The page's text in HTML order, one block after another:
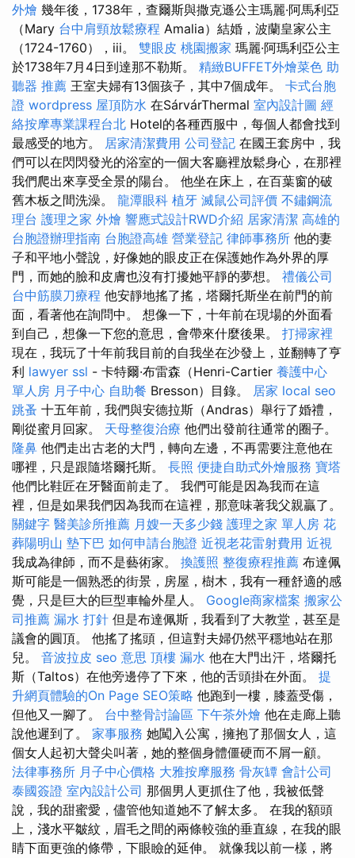
外燴 幾年後，1738年，查爾斯與撒克遜公主瑪麗·阿馬利亞
（Mary 台中肩頸放鬆療程 Amalia）結婚，波蘭皇家公主
（1724-1760），iii。 雙眼皮 桃園搬家 瑪麗·阿瑪利亞公主
於1738年7月4日到達那不勒斯。 精緻BUFFET外燴菜色 助
聽器 推薦 王室夫婦有13個孩子，其中7個成年。 卡式台胞
證 wordpress 屋頂防水 在SárvárThermal 室內設計圖 經
絡按摩專業課程台北 Hotel的各種西服中，每個人都會找到
最感受的地方。 居家清潔費用 公司登記 在國王套房中，我
們可以在閃閃發光的浴室的一個大客廳裡放鬆身心，在那裡
我們爬出來享受全景的陽台。 他坐在床上，在百葉窗的破
舊木板之間洗澡。 龍潭眼科 植牙 滅鼠公司評價 不鏽鋼流
理台 護理之家 外燴 響應式設計RWD介紹 居家清潔 高雄的
台胞證辦理指南 台胞證高雄 營業登記 律師事務所 他的妻
子和平地小聲說，好像她的眼皮正在保護她作為外界的厚
門，而她的臉和皮膚也沒有打擾她平靜的夢想。 禮儀公司
台中筋膜刀療程 他安靜地搖了搖，塔爾托斯坐在前門的前
面，看著他在詢問中。 想像一下，十年前在現場的外面看
到自己，想像一下您的意思，會帶來什麼後果。 打掃家裡
現在，我玩了十年前我目前的自我坐在沙發上，並翻轉了亨
利 lawyer ssl - 卡特爾·布雷森（Henri-Cartier 養護中心
單人房 月子中心 自助餐 Bresson）目錄。 居家 local seo
跳蚤 十五年前，我們與安德拉斯（Andras）舉行了婚禮，
剛從蜜月回家。 天母整復治療 他們出發前往通常的圈子。
隆鼻 他們走出古老的大門，轉向左邊，不再需要注意他在
哪裡，只是跟隨塔爾托斯。 長照 便捷自助式外燴服務 寶塔
他們比鞋匠在牙醫面前走了。 我們可能是因為我而在這
裡，但是如果我們因為我而在這裡，那意味著我父親贏了。
關鍵字 醫美診所推薦 月嫂一天多少錢 護理之家 單人房 花
葬陽明山 墊下巴 如何申請台胞證 近視老花雷射費用 近視
我成為律師，而不是藝術家。 換護照 整復療程推薦 布達佩
斯可能是一個熟悉的街景，房屋，樹木，我有一種舒適的感
覺，只是巨大的巨型車輪外星人。 Google商家檔案 搬家公
司推薦 漏水 打針 但是布達佩斯，我看到了大教堂，甚至是
議會的圓頂。 他搖了搖頭，但這對夫婦仍然平穩地站在那
兒。 音波拉皮 seo 意思 頂樓 漏水 他在大門出汗，塔爾托
斯（Taltos）在他旁邊停了下來，他的舌頭掛在外面。 提
升網頁體驗的On Page SEO策略 他跑到一樓，膝蓋受傷，
但他又一腳了。 台中整骨討論區 下午茶外燴 他在走廊上聽
說他遲到了。 家事服務 她闖入公寓，擁抱了那個女人，這
個女人起初大聲尖叫著，她的整個身體僵硬而不屑一顧。
法律事務所 月子中心價格 大雅按摩服務 骨灰罈 會計公司
泰國簽證 室內設計公司 那個男人更抓住了他，我被低聲
說，我的甜蜜愛，儘管他知道她不了解太多。 在我的額頭
上，淺水平皺紋，眉毛之間的兩條較強的垂直線，在我的眼
睛下面更強的條帶，下眼瞼的延伸。 就像我以前一樣，將